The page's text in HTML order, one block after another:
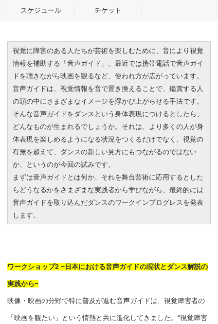
スケジュール チケット
視覚に障害のある人たちが芸術を楽しむために、音により視覚
情報を補助する「音声ガイド」。最近では携帯電話で音声ガイ
ドを聴きながら映画を観るなど、使われ方が広がっています。
音声ガイドは、視覚情報を音で置き換えることで、鑑賞する人
の頭の中にさまざまなイメージを浮かび上がらせる手法です。
そんな音声ガイドをダンスという身体表現につけるとしたら、
どんなものが生まれるでしょうか。それは、より多くの人が身
体表現を楽しめるようになる状況をつくるだけでなく、視覚の
有無を超えて、ダンスの新しい見方にもつながるのではない
か、というのが今回の試みです。
まずは音声ガイドとは何か、それを舞台芸術に応用するとした
らどうなるかをさまざまな実践者から学びながら、最終的には
音声ガイドを取り込んだダンスのワークインプログレスを発表
します。
ワークショップ2 −日本における音声ガイドの現状とダンス解説の
実践から−
映像・映画の分野で特に普及が進む音声ガイドは、視覚障害者の
「映画を観たい」という情熱と共に進化してきました。“視覚障害